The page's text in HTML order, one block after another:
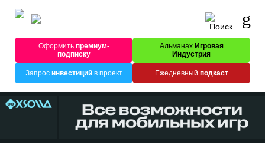
Оформитьпремиум-
подписку
Альманах Игровая
Индустрия
Запрос инвестицийв проект Ежедневный подкаст